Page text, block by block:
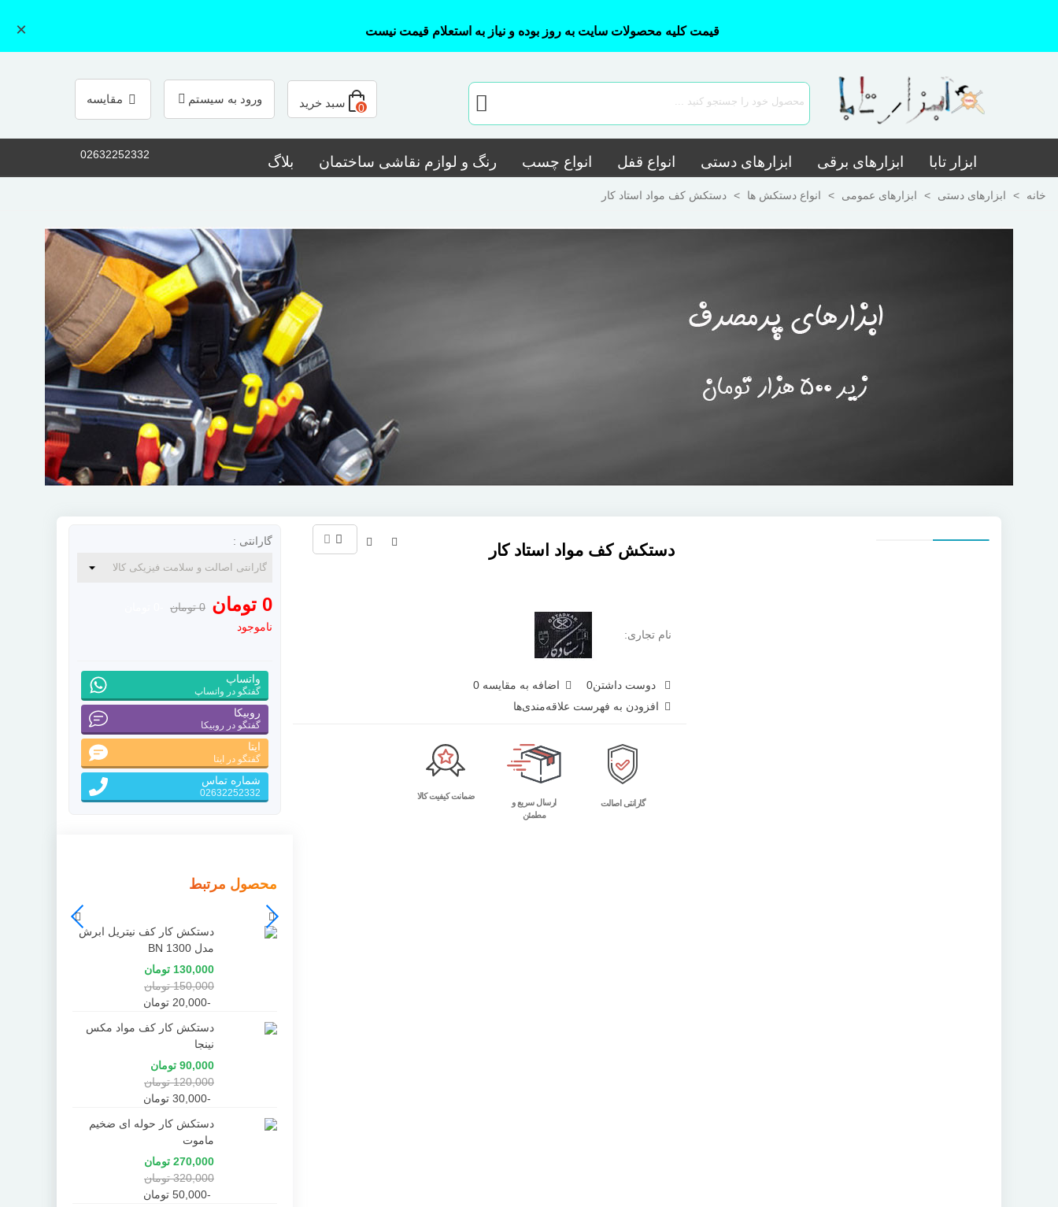
قیمت کلیه محصولات سایت به روز بوده و نیاز به استعلام قیمت نیست ×
0 سبد خرید ورود به سیستم مقایسه
ابزار تابا ابزارهای برقی ابزارهای دستی انواع قفل انواع چسب رنگ و لوازم نقاشی ساختمان بلاگ 02632252332
خانه > ابزارهای دستی > ابزارهای عمومی > انواع دستکش ها > دستکش کف مواد استاد کار
دستکش کف مواد استاد کار
نام تجاری:
دوست داشتن0 اضافه به مقایسه 0
افزودن به فهرست علاقه‌مندی‌ها
گارانتی اصالت
ارسال سریع و
مطمئن
ضمانت کیفیت کالا
گارانتی :
0 تومان 0 تومان
ناموجود
واتساپ
گفتگو در واتساپ
روبیکا
گفتگو در روبیکا
ایتا
گفتگو در ایتا
شماره تماس
02632252332
محصول مرتبط
دستکش کار کف نیتریل ابرش
مدل BN 1300
130,000 تومان
150,000 تومان
-20,000 تومان
دستکش کار کف مواد مکس
نینجا
90,000 تومان
120,000 تومان
-30,000 تومان
دستکش کار حوله ای ضخیم
ماموت
270,000 تومان
320,000 تومان
-50,000 تومان